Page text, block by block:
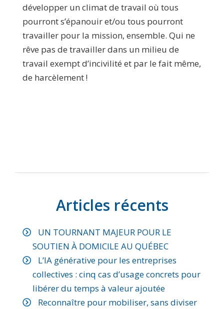
développer un climat de travail où tous
pourront s’épanouir et/ou tous pourront
travailler pour la mission, ensemble. Qui ne
rêve pas de travailler dans un milieu de
travail exempt d’incivilité et par le fait même,
de harcèlement !
Articles récents
UN TOURNANT MAJEUR POUR LE
SOUTIEN À DOMICILE AU QUÉBEC
L’IA générative pour les entreprises
collectives : cinq cas d’usage concrets pour
libérer du temps à valeur ajoutée
Reconnaître pour mobiliser, sans diviser